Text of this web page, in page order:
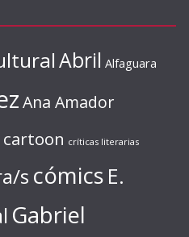
Abril Alfaguara
Ana Amador
cartoon críticas literarias
s cómics E.
Gabriel